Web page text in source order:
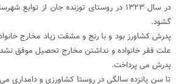
در سال ۱۳۲۳ در روستای توزنده جان از
گشود.
پدرش کشاورز بود و با رنج و مشقت زیاد مخارج
علت فقر خانواده و نداشتن مخارج تحصیل موفق
پدرش می پرداخت.
تا سن پانزده سالگی در روستا کشاورزی و دامداری